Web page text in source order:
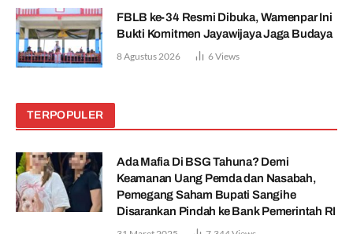
FBLB ke-34 Resmi Dibuka, Wamenpar Ini
Bukti Komitmen Jayawijaya Jaga Budaya
8 Agustus 2026 6Views
TERPOPULER
Ada Mafia Di BSG Tahuna? Demi
Keamanan Uang Pemda dan Nasabah,
Pemegang Saham Bupati Sangihe
Disarankan Pindah ke Bank Pemerintah RI